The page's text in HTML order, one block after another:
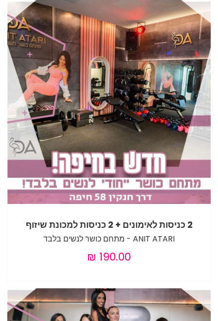
2 כניסות לאימונים + 2 כניסות למכונת שיזוף
ANIT ATARI - מתחם כושר לנשים בלבד